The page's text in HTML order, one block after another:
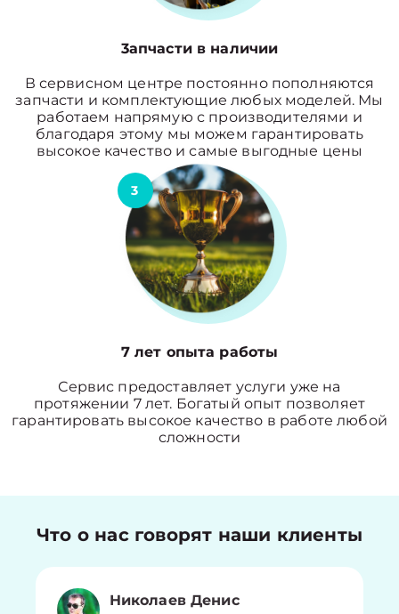
3апчасти в наличии
В сервисном центре постоянно пополняются
запчасти и комплектующие любых моделей. Мы
работаем напрямую с производителями и
благодаря этому мы можем гарантировать
высокое качество и самые выгодные цены
3
7 лет опыта работы
Сервис предоставляет услуги уже на
протяжении 7 лет. Богатый опыт позволяет
гарантировать высокое качество в работе любой
сложности
Что о нас говорят наши клиенты
Николаев Денис